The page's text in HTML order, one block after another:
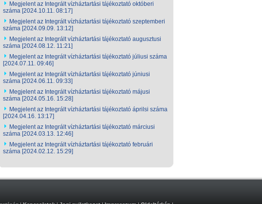
Megjelent az Integrált vízháztartási tájékoztató októberi
száma [2024.10.11. 08:17]
Megjelent az Integrált vízháztartási tájékoztató szeptemberi
száma [2024.09.09. 13:12]
Megjelent az Integrált vízháztartási tájékoztató augusztusi
száma [2024.08.12. 11:21]
Megjelent az Integrált vízháztartási tájékoztató júliusi száma
[2024.07.11. 09:46]
Megjelent az Integrált vízháztartási tájékoztató júniusi
száma [2024.06.11. 09:33]
Megjelent az Integrált vízháztartási tájékoztató májusi
száma [2024.05.16. 15:28]
Megjelent az Integrált vízháztartási tájékoztató áprilsi száma
[2024.04.16. 13:17]
Megjelent az Integrált vízháztartási tájékoztató márciusi
száma [2024.03.13. 12:46]
Megjelent az Integrált vízháztartási tájékoztató februári
száma [2024.02.12. 15:29]